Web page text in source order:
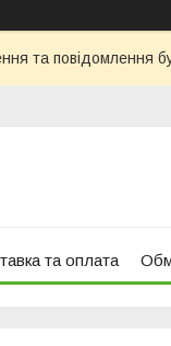
та повідомлення
та оплата